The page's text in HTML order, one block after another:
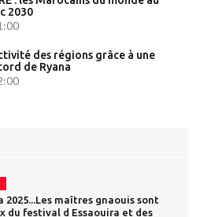
2030
des régions grâce à une
de Ryana
2025...Les maîtres gnaouis sont
du festival d Essaouira et des